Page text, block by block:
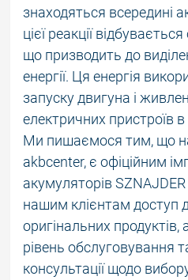
знаходяться всередині
цієї реакції
що призводить до
енергії. Ця енергія
запуску двигуна і
електричних пристроїв в
Ми пишаємося тим, що
akbcenter, є офіційним
акумуляторів
нашим клієнтам доступ
оригінальних
рівень обслуговування
консультації щодо